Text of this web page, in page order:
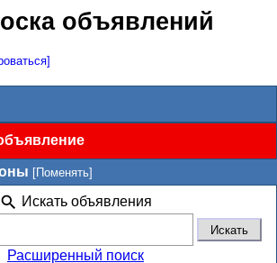
объявлений
[Поменять]
Искать объявления
Расширенный поиск